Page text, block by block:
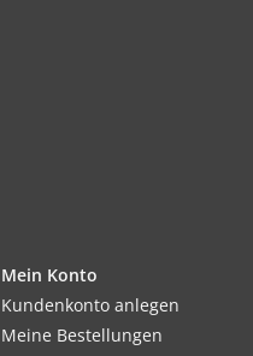
schweren Boden,
ab August. Je später,
bei Frost ernten.
Mein Konto
Kundenkonto anlegen
Meine Bestellungen